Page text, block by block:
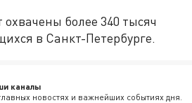
более 340 тысяч
в Санкт-Петербурге.
каналы
новостях и важнейших событиях дня.